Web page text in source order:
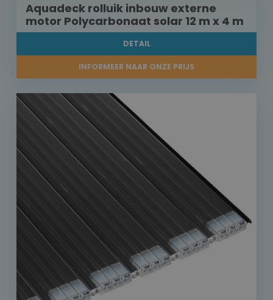
Aquadeck rolluik inbouw externe
motor Polycarbonaat solar 12 m x 4 m
DETAIL
INFORMEER NAAR ONZE PRIJS